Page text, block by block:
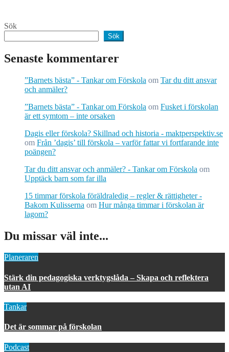
Sök
Sök
Senaste kommentarer
”Barnets bästa” - Tankar om Förskola om Tar du ditt ansvar
och anmäler?
”Barnets bästa” - Tankar om Förskola om Fusket i förskolan
är ett symtom – inte orsaken
Dagis eller förskola? Skillnad och historia - maktperspektiv.se
om Från ’dagis’ till förskola – varför fattar vi fortfarande inte
poängen?
Tar du ditt ansvar och anmäler? - Tankar om Förskola om
Upptäck barn som far illa
15 timmar förskola föräldraledig – regler & rättigheter -
Bakom Kulisserna om Hur många timmar i förskolan är
lagom?
Du missar väl inte...
Planeraren
Stärk din pedagogiska verktygslåda – Skapa och reflektera
utan AI
Tankar
Det är sommar på förskolan
Podcast